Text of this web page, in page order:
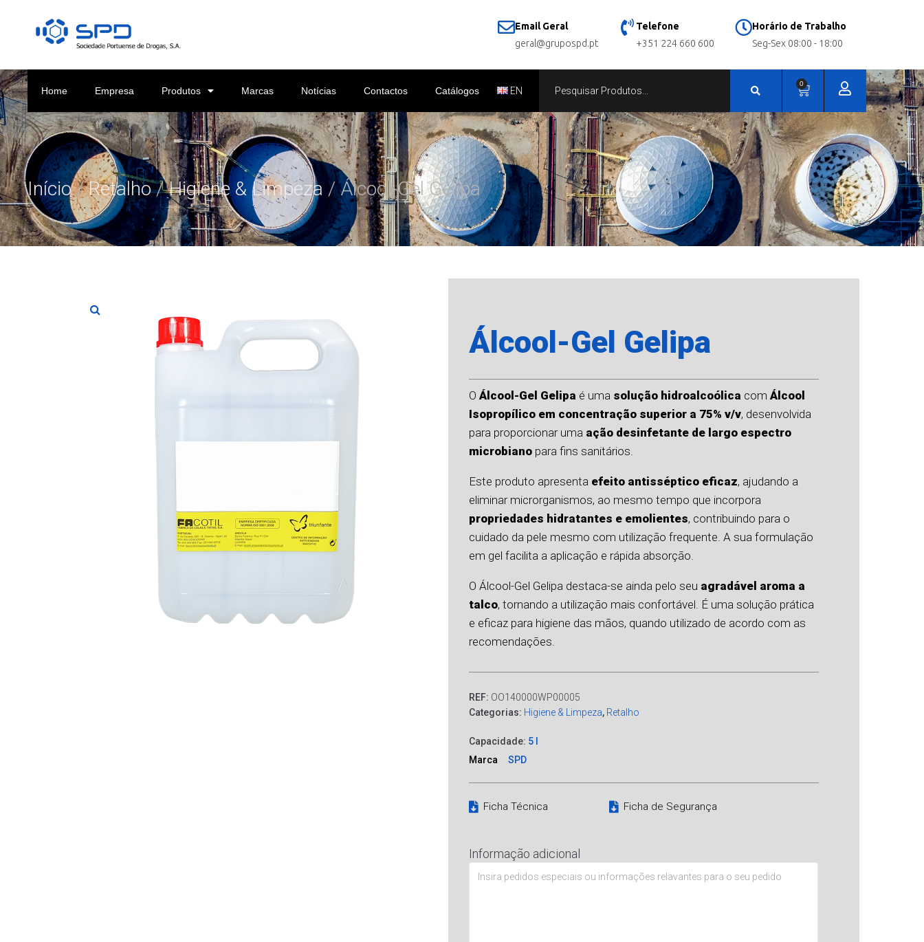
Email Geral
geral@grupospd.pt
Telefone
+351 224 660 600
Horário de Trabalho
Seg-Sex 08:00 - 18:00
Home Empresa Produtos Marcas Notícias Contactos Catálogos EN
0
Início/Retalho/Higiene & Limpeza / Álcool-Gel Gelipa
Álcool-Gel Gelipa
OÁlcool-Gel Gelipa é uma solução hidroalcoólica comÁlcool
Isopropílico em concentração superior a 75% v/v, desenvolvida
para proporcionar uma ação desinfetante de largo espectro
microbiano para fins sanitários.
Este produto apresenta efeito antisséptico eficaz, ajudando a
eliminar microrganismos, ao mesmo tempo que incorpora
propriedades hidratantes e emolientes, contribuindo para o
cuidado da pele mesmo com utilização frequente. A sua formulação
em gel facilita a aplicação e rápida absorção.
O Álcool-Gel Gelipa destaca-se ainda pelo seu agradável aroma a
talco, tornando a utilização mais confortável. É uma solução prática
e eficaz para higiene das mãos, quando utilizado de acordo com as
recomendações.
REF: OO140000WP00005
Categorias: Higiene & Limpeza, Retalho
Capacidade: 5 l
Marca
SPD
Ficha Técnica Ficha de Segurança
Informação adicional